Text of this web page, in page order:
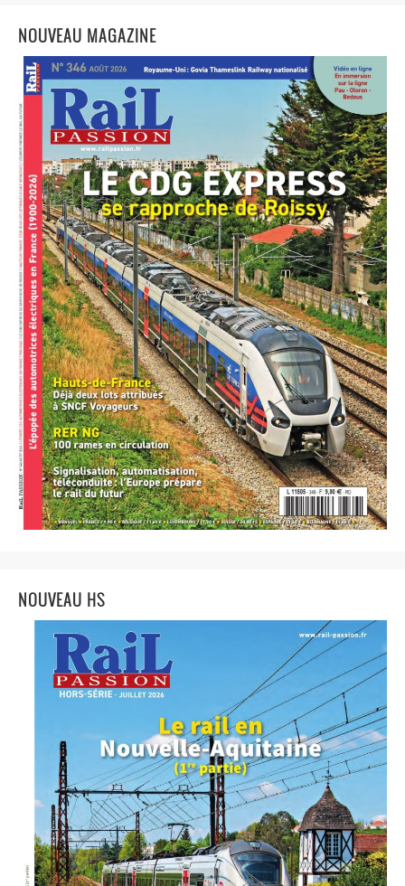
NOUVEAU MAGAZINE
NOUVEAU HS